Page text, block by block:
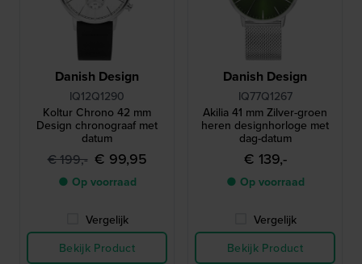
Danish Design
IQ12Q1290
Koltur Chrono 42 mm
Design chronograaf met
datum
€ 199,- € 99,95
● Op voorraad
Vergelijk
Bekijk Product
Danish Design
IQ77Q1267
Akilia 41 mm Zilver-groen
heren designhorloge met
dag-datum
€ 139,-
● Op voorraad
Vergelijk
Bekijk Product